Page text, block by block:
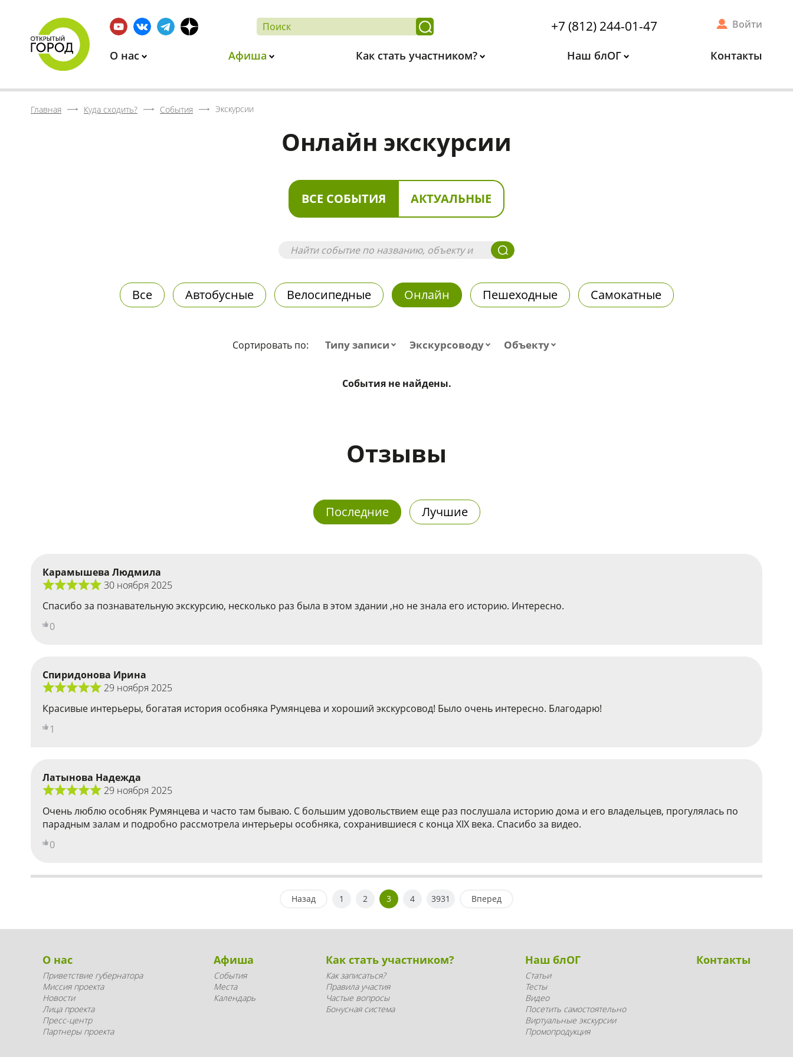
+7 (812) 244-01-47 Войти
О нас Афиша Как стать участником? Наш блОГ Контакты
Главная Куда сходить? События Экскурсии
Онлайн экскурсии
ВСЕ СОБЫТИЯ АКТУАЛЬНЫЕ
Все Автобусные Велосипедные Онлайн Пешеходные Самокатные
Сортировать по: Типу записи Экскурсоводу Объекту
События не найдены.
Отзывы
Последние Лучшие
Карамышева Людмила
30 ноября 2025
Спасибо за познавательную экскурсию, несколько раз была в этом здании ,но не знала его историю. Интересно.
0
Спиридонова Ирина
29 ноября 2025
Красивые интерьеры, богатая история особняка Румянцева и хороший экскурсовод! Было очень интересно. Благодарю!
1
Латынова Надежда
29 ноября 2025
Очень люблю особняк Румянцева и часто там бываю. С большим удовольствием еще раз послушала историю дома и его владельцев, прогулялась по
парадным залам и подробно рассмотрела интерьеры особняка, сохранившиеся с конца ХIX века. Спасибо за видео.
0
Назад 1 2 3 4 3931 Вперед
О нас
Приветствие губернатора
Миссия проекта
Новости
Лица проекта
Пресс-центр
Партнеры проекта
Афиша
События
Места
Календарь
Как стать участником?
Как записаться?
Правила участия
Частые вопросы
Бонусная система
Наш блОГ
Статьи
Тесты
Видео
Посетить самостоятельно
Виртуальные экскурсии
Промопродукция
Контакты